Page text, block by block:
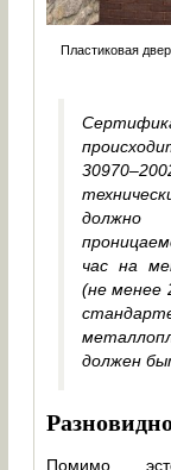
Пластиковая
час на
(не менее
должен
Помимо